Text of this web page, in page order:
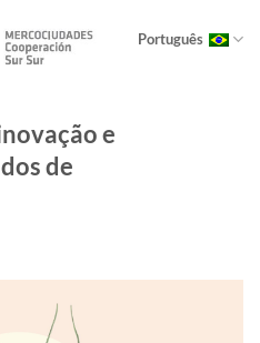
Português
e
de